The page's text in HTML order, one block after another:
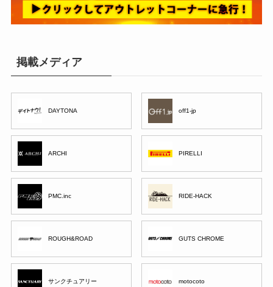
掲載メディア
DAYTONA off1-jp
ARCHI PIRELLI
PMC.inc RIDE-HACK
ROUGH&ROAD GUTS CHROME
サンクチュアリー motocoto